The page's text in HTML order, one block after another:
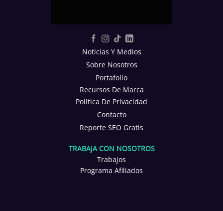
Noticias Y Medios
Sobre Nosotros
Portafolio
Recursos De Marca
Política De Privacidad
Contacto
Reporte SEO Gratis
TRABAJA CON NOSOTROS
Trabajos
Programa Afiliados